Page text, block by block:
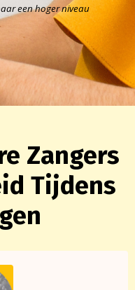
een hoger niveau
Zangers
Tijdens